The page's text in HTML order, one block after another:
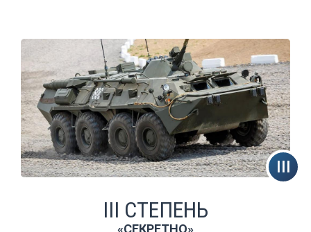
III СТЕПЕНЬ
«СЕКРЕТНО»